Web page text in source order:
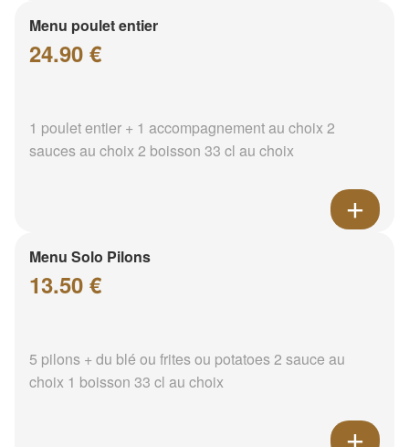
Menu poulet entier
24.90 €
1 poulet entier + 1 accompagnement au choix 2
sauces au choix 2 boisson 33 cl au choix
Menu Solo Pilons
13.50 €
5 pilons + du blé ou frites ou potatoes 2 sauce au
choix 1 boisson 33 cl au choix